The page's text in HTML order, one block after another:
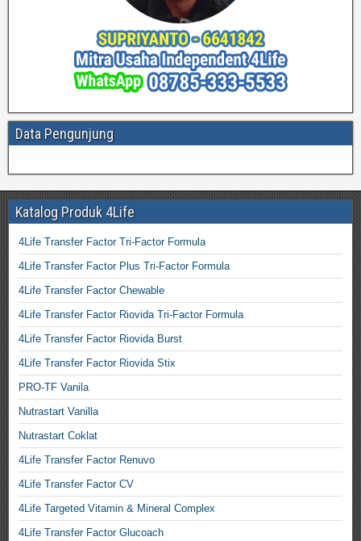
Data Pengunjung
Katalog Produk 4Life
4Life Transfer Factor Tri-Factor Formula
4Life Transfer Factor Plus Tri-Factor Formula
4Life Transfer Factor Chewable
4Life Transfer Factor Riovida Tri-Factor Formula
4Life Transfer Factor Riovida Burst
4Life Transfer Factor Riovida Stix
PRO-TF Vanila
Nutrastart Vanilla
Nutrastart Coklat
4Life Transfer Factor Renuvo
4Life Transfer Factor CV
4Life Targeted Vitamin & Mineral Complex
4Life Transfer Factor Glucoach